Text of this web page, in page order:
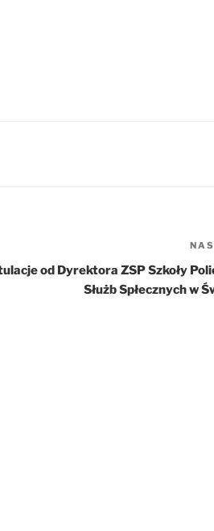
od Dyrektora ZSP Szkoły
Służb Spłecznych w